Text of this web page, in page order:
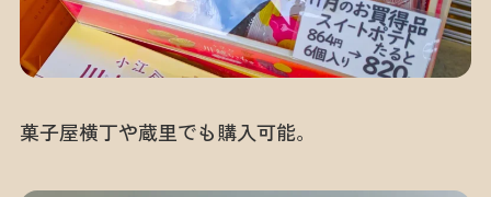
菓子屋横丁や蔵里でも購入可能。